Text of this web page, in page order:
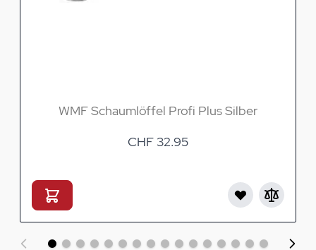
WMF Schaumlöffel Profi Plus Silber
CHF 32.95